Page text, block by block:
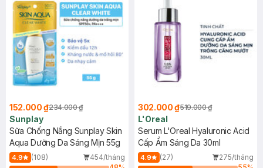
152.000 ₫234.000 ₫
Sunplay
Sữa Chống Nắng Sunplay Skin
Aqua Dưỡng Da Sáng Mịn 55g
4.9 (108)
454/tháng
302.000 ₫519.000 ₫
L'Oreal
Serum L'Oreal Hyaluronic Acid
Cấp Ẩm Sáng Da 30ml
4.9 (27)
275/tháng